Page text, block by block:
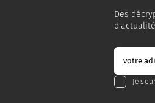
Des
Je